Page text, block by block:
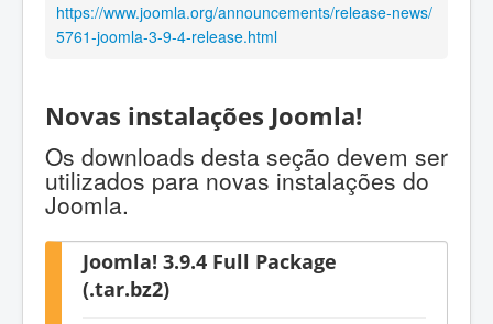
https://www.joomla.org/announcements/release-news/
5761-joomla-3-9-4-release.html
Novas instalações Joomla!
Os downloads desta seção devem ser
utilizados para novas instalações do
Joomla.
Joomla! 3.9.4 Full Package
(.tar.bz2)